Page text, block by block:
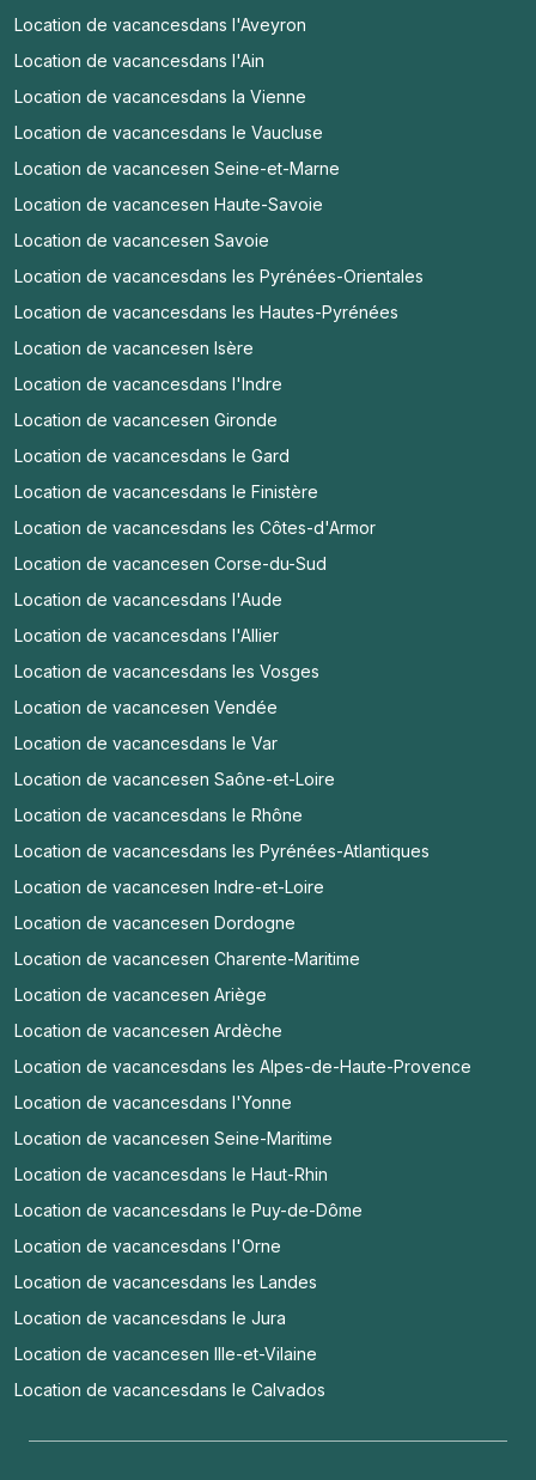
Location de vacancesdans l'Aveyron
Location de vacancesdans l'Ain
Location de vacancesdans la Vienne
Location de vacancesdans le Vaucluse
Location de vacancesen Seine-et-Marne
Location de vacancesen Haute-Savoie
Location de vacancesen Savoie
Location de vacancesdans les Pyrénées-Orientales
Location de vacancesdans les Hautes-Pyrénées
Location de vacancesen Isère
Location de vacancesdans l'Indre
Location de vacancesen Gironde
Location de vacancesdans le Gard
Location de vacancesdans le Finistère
Location de vacancesdans les Côtes-d'Armor
Location de vacancesen Corse-du-Sud
Location de vacancesdans l'Aude
Location de vacancesdans l'Allier
Location de vacancesdans les Vosges
Location de vacancesen Vendée
Location de vacancesdans le Var
Location de vacancesen Saône-et-Loire
Location de vacancesdans le Rhône
Location de vacancesdans les Pyrénées-Atlantiques
Location de vacancesen Indre-et-Loire
Location de vacancesen Dordogne
Location de vacancesen Charente-Maritime
Location de vacancesen Ariège
Location de vacancesen Ardèche
Location de vacancesdans les Alpes-de-Haute-Provence
Location de vacancesdans l'Yonne
Location de vacancesen Seine-Maritime
Location de vacancesdans le Haut-Rhin
Location de vacancesdans le Puy-de-Dôme
Location de vacancesdans l'Orne
Location de vacancesdans les Landes
Location de vacancesdans le Jura
Location de vacancesen Ille-et-Vilaine
Location de vacancesdans le Calvados